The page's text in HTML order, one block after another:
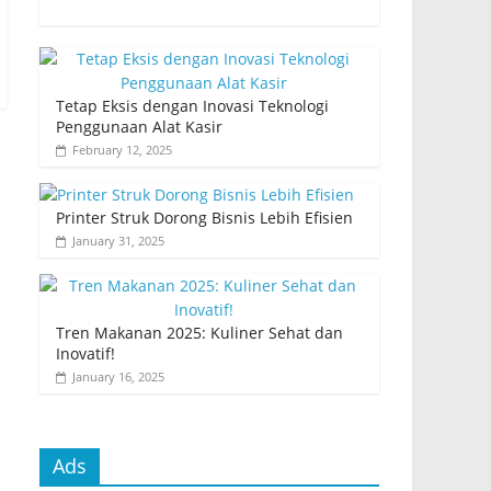
Tetap Eksis dengan Inovasi Teknologi
Penggunaan Alat Kasir
February 12, 2025
Printer Struk Dorong Bisnis Lebih Efisien
January 31, 2025
Tren Makanan 2025: Kuliner Sehat dan
Inovatif!
January 16, 2025
Ads